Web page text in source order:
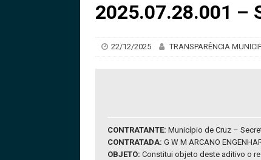
2025.07.28.001 –
22/12/2025 TRANSPARÊNCIA
CONTRATANTE: Município de Cruz –
CONTRATADA: G W M ARCANO
OBJETO: Constitui objeto deste aditivo o